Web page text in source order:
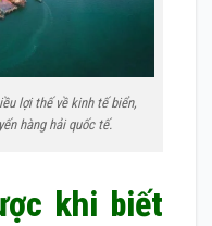
lợi thế về kinh tế biển,
hàng hải quốc tế.
khi biết